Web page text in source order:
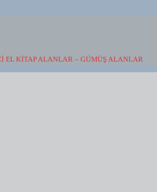
KITAP ALANLAR – GÜMÜŞ ALANLAR